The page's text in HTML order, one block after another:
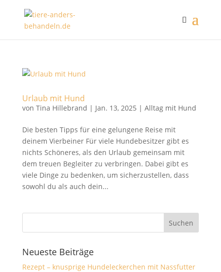
Urlaub mit Hund
von Tina Hillebrand | Jan. 13, 2025 | Alltag mit Hund
Die besten Tipps für eine gelungene Reise mit
deinem Vierbeiner Für viele Hundebesitzer gibt es
nichts Schöneres, als den Urlaub gemeinsam mit
dem treuen Begleiter zu verbringen. Dabei gibt es
viele Dinge zu bedenken, um sicherzustellen, dass
sowohl du als auch dein...
Neueste Beiträge
Rezept – knusprige Hundeleckerchen mit Nassfutter